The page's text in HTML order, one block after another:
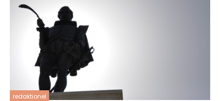
redaktionel